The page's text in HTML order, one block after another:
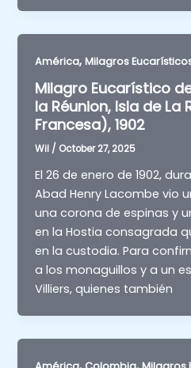
América,Milagros
Milagro Eucarístico
la Réunion, Isla de La
Francesa), 1902
Wil / October 27, 2025
El 26 de enero de 1902,
Abad Henry Lacombe vio
una corona de espinas y
en la Hostia consagrada
en la custodia. Para
a los monaguillos y a un
Villiers, quienes también